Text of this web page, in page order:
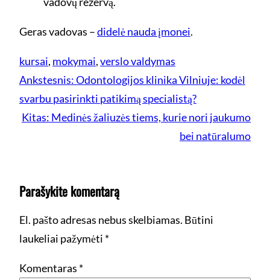
Geras vadovas –didelė nauda įmonei.
kursai, mokymai, verslo valdymas
Ankstesnis:Odontologijos klinika Vilniuje: kodėl
svarbu pasirinkti patikimą specialistą?
Kitas: Medinės žaliuzės tiems, kurie nori jaukumo
bei natūralumo
Parašykite komentarą
El. pašto adresas nebus skelbiamas. Būtini
laukeliai pažymėti *
Komentaras *